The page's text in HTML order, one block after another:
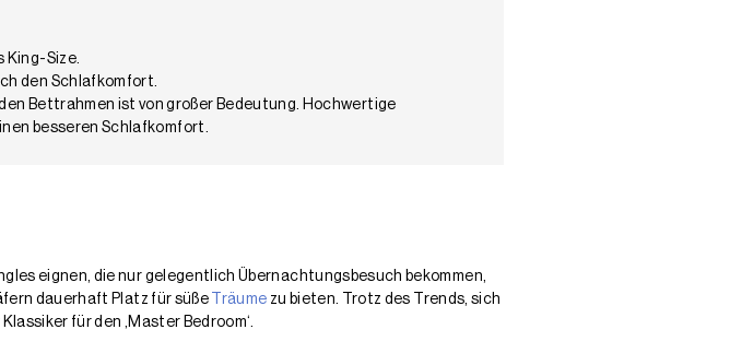
King-Size.
den Schlafkomfort.
Bettrahmen ist von großer Bedeutung. Hochwertige
besseren Schlafkomfort.
eignen, die nur gelegentlich Übernachtungsbesuch bekommen,
dauerhaft Platz für süße
Träume zu bieten. Trotz des Trends, sich
für den ‚Master Bedroom‘.